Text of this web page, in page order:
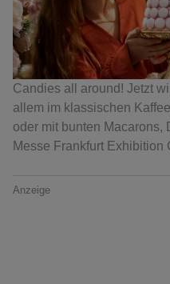
Candies all around! Jetzt
allem im klassischen
oder mit bunten Macarons,
Messe Frankfurt Exhibition
Anzeige